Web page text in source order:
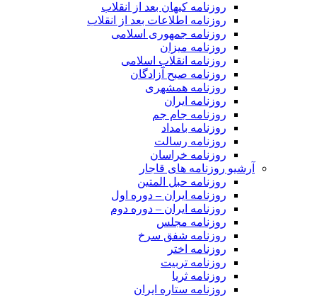
روزنامه کیهان بعد از انقلاب
روزنامه اطلاعات بعد از انقلاب
روزنامه جمهوری اسلامی
روزنامه میزان
روزنامه انقلاب اسلامی
روزنامه صبح آزادگان
روزنامه همشهری
روزنامه ایران
روزنامه جام جم
روزنامه بامداد
روزنامه رسالت
روزنامه خراسان
آرشیو روزنامه های قاجار
روزنامه حبل المتین
روزنامه ایران – دوره اول
روزنامه ایران – دوره دوم
روزنامه مجلس
روزنامه شفق سرخ
روزنامه اختر
روزنامه تربیت
روزنامه ثریا
روزنامه ستاره ایران